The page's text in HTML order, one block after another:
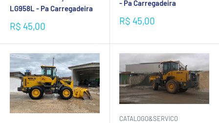
LG958L - Pa Carregadeira
Preço
R$ 45,00
- Pa Carregadeira
Preço
R$ 45,00
CATALOGO&SERVICO